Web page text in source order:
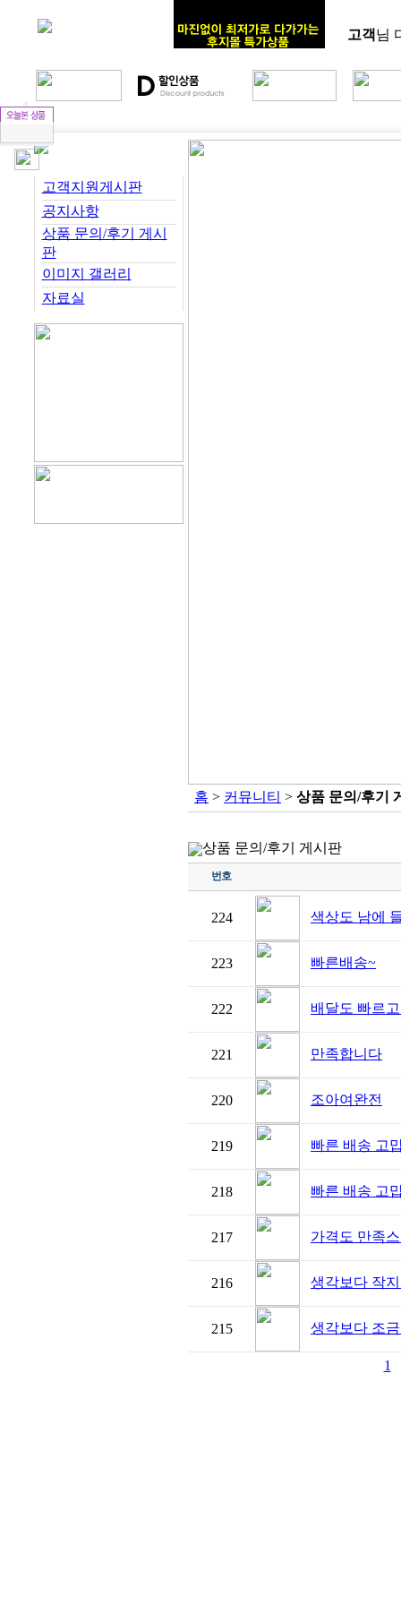
고객님
고객지원게시판
공지사항
상품 문의/후기 게시
판
이미지 갤러리
자료실
홈 > 커뮤니티 > 상품 문의/후기
상품 문의/후기 게시판
번호
224 색상도 남에
223 빠른배송~
222 배달도 빠르
221 만족합니다
220 조아여완전
219 빠른 배송 고
218 빠른 배송 고
217 가격도 만족
216 생각보다 작
215 생각보다 조
1